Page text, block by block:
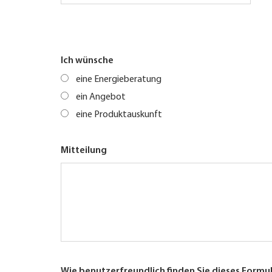
Ich wünsche
eine Energieberatung
ein Angebot
eine Produktauskunft
Mitteilung